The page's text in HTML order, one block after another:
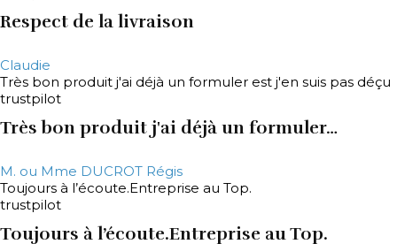
Respect de la livraison
Claudie
Très bon produit j'ai déjà un formuler est j'en suis pas déçu
trustpilot
Très bon produit j'ai déjà un formuler…
M. ou Mme DUCROT Régis
Toujours à l’écoute.Entreprise au Top.
trustpilot
Toujours à l’écoute.Entreprise au Top.